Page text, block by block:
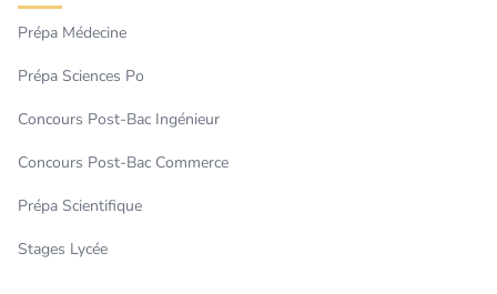
Prépa Médecine
Prépa Sciences Po
Concours Post-Bac Ingénieur
Concours Post-Bac Commerce
Prépa Scientifique
Stages Lycée